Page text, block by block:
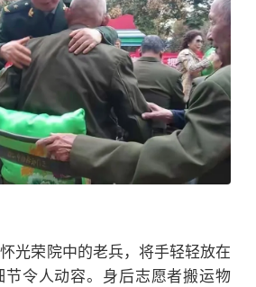
光荣院中的老兵，将手轻轻放在
节令人动容。身后志愿者搬运物